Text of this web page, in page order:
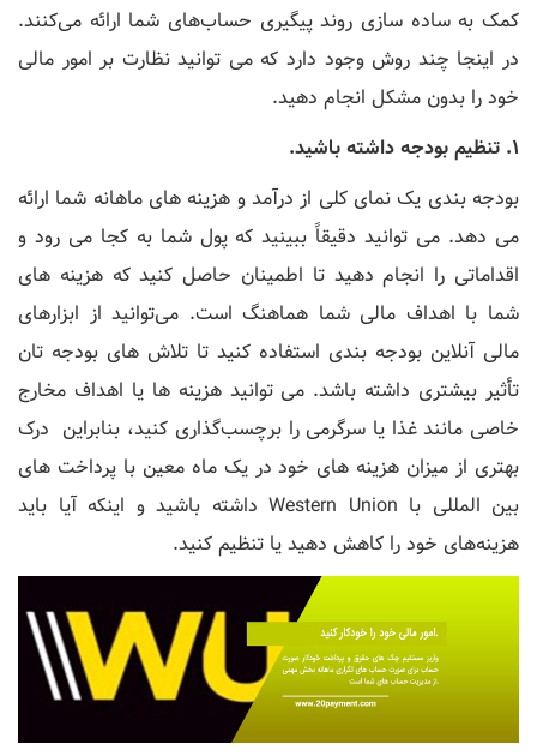
کمک به ساده‌ سازی روند پیگیری حساب‌های شما ارائه می‌کنند.
در اینجا چند روش وجود دارد که می توانید نظارت بر امور مالی
خود را بدون مشکل انجام دهید.
1. تنظیم بودجه داشته باشید.
بودجه بندی یک نمای کلی از درآمد و هزینه های ماهانه شما ارائه
می دهد. می توانید دقیقاً ببینید که پول شما به کجا می رود و
اقداماتی را انجام دهید تا اطمینان حاصل کنید که هزینه های
شما با اهداف مالی شما هماهنگ است. می‌توانید از ابزارهای
مالی آنلاین بودجه ‌بندی استفاده کنید تا تلاش‌ های بودجه‌ تان
تأثیر بیشتری داشته باشد. می‌ توانید هزینه ‌ها یا اهداف مخارج
خاصی مانند غذا یا سرگرمی را برچسب‌گذاری کنید، بنابراین درک
بهتری از میزان هزینه ‌های خود در یک ماه معین با پرداخت های
بین المللی با Western Union داشته باشید و اینکه آیا باید
هزینه‌های خود را کاهش دهید یا تنظیم کنید.